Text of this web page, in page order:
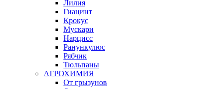
Лилия
Гиацинт
Крокус
Мускари
Нарцисс
Ранункулюс
Рябчик
Тюльпаны
АГРОХИМИЯ
От грызунов